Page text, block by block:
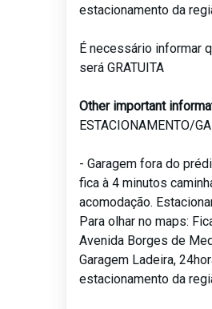
estacionamento da
É necessário informar
será GRATUITA
Other important
ESTACIONAMENTO/
- Garagem fora do
fica à 4 minutos
acomodação.
Para olhar no maps:
Avenida Borges de
Garagem Ladeira,
estacionamento da